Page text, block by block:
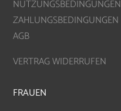
NUTZUNGSBEDINGUNGEN
ZAHLUNGSBEDINGUNGEN
AGB
VERTRAG WIDERRUFEN
FRAUEN